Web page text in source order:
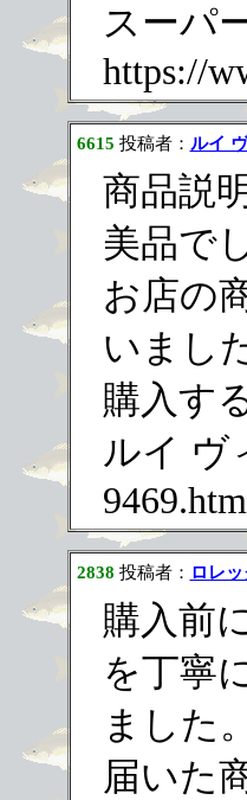
スーパ
https://
6615 投稿者： ルイ
商品説
美品で
お店の
いまし
購入す
ルイ ヴ
2838 投稿者： ロレ
購入前
を丁寧
ました。
届いた